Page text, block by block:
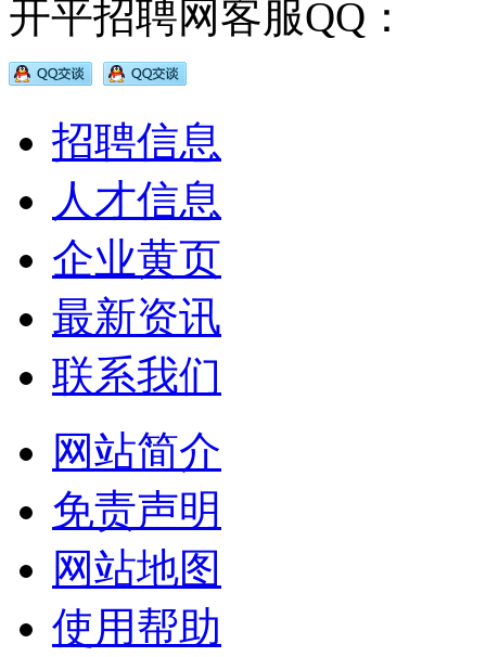
开平招聘网客服QQ：
招聘信息
人才信息
企业黄页
最新资讯
联系我们
网站简介
免责声明
网站地图
使用帮助